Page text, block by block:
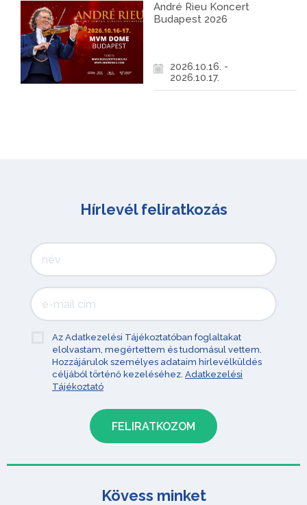
André Rieu Koncert
Budapest 2026
2026.10.16. -
2026.10.17.
Hírlevél feliratkozás
Az Adatkezelési Tájékoztatóban foglaltakat
elolvastam, megértettem és tudomásul vettem.
Hozzájárulok személyes adataim hírlevélküldés
céljából történő kezeléséhez. Adatkezelési
Tájékoztató
Kövess minket